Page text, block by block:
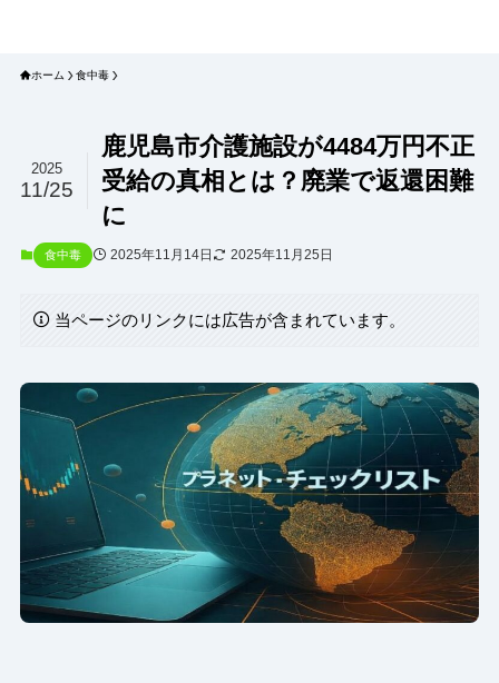
ホーム 食中毒
鹿児島市介護施設が4484万円不正
受給の真相とは？廃業で返還困難
に
2025
11/25
食中毒 2025年11月14日 2025年11月25日
当ページのリンクには広告が含まれています。